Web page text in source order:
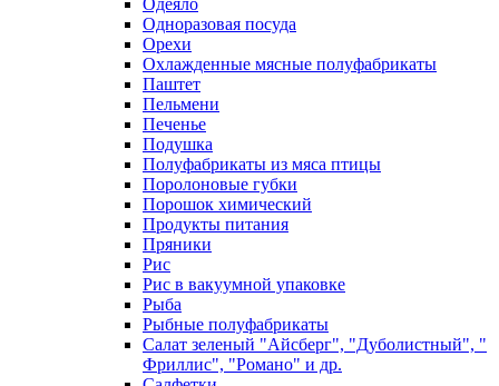
Одеяло
Одноразовая посуда
Орехи
Охлажденные мясные полуфабрикаты
Паштет
Пельмени
Печенье
Подушка
Полуфабрикаты из мяса птицы
Поролоновые губки
Порошок химический
Продукты питания
Пряники
Рис
Рис в вакуумной упаковке
Рыба
Рыбные полуфабрикаты
Салат зеленый "Айсберг", "Дуболистный", "
Фриллис", "Романо" и др.